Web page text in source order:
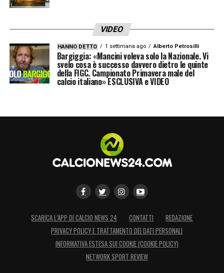
VIDEO
HANNO DETTO 1 settimana ago Alberto Petrosilli
Bargiggia: «Mancini voleva solo la Nazionale. Vi
svelo cosa è successo davvero dietro le quinte
della FIGC. Campionato Primavera male del
calcio italiano» ESCLUSIVA e VIDEO
SCARICA L’APP DI CALCIO NEWS 24 CONTATTI
REDAZIONE
PRIVACY POLICY E TRATTAMENTO DEI DATI PERSONALI
INFORMATIVA ESTESA SUI COOKIE (COOKIE POLICY)
NETWORK SPORT REVIEW